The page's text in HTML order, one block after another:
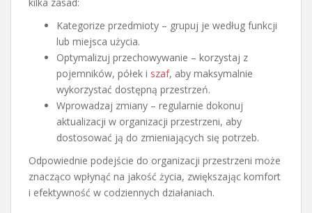
Kategorize przedmioty – grupuj je według funkcji
lub miejsca użycia.
Optymalizuj przechowywanie – korzystaj z
pojemników, półek i szaf, aby maksymalnie
wykorzystać dostępną przestrzeń.
Wprowadzaj zmiany – regularnie dokonuj
aktualizacji w organizacji przestrzeni, aby
dostosować ją do zmieniających się potrzeb.
Odpowiednie podejście do organizacji przestrzeni może
znacząco wpłynąć na jakość życia, zwiększając komfort
i efektywność w codziennych działaniach.